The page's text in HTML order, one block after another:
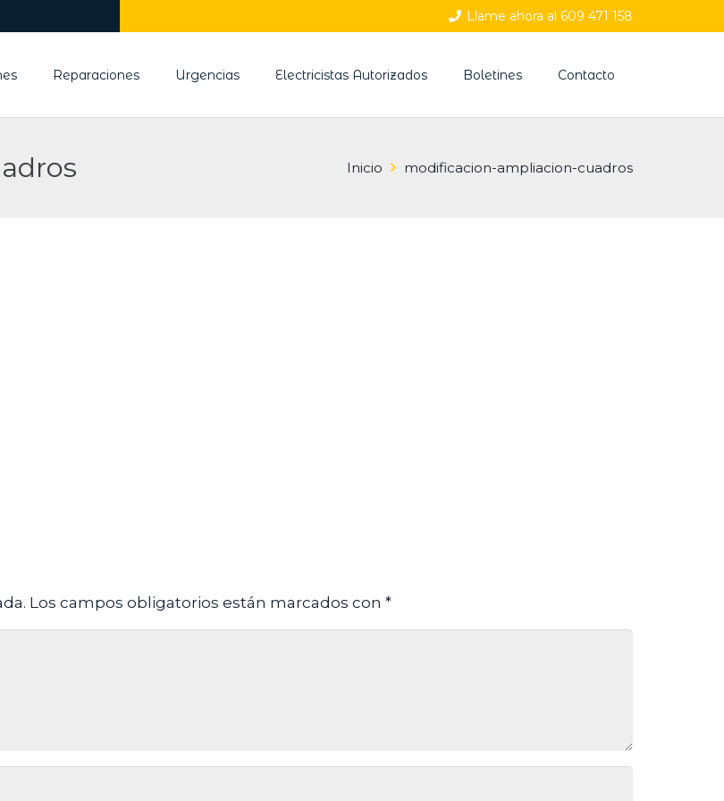
Llame ahora al 609 471 158
Reparaciones Urgencias Electricistas Autorizados Boletines Contacto
Inicio modificacion-ampliacion-cuadros
Los campos obligatorios están marcados con *